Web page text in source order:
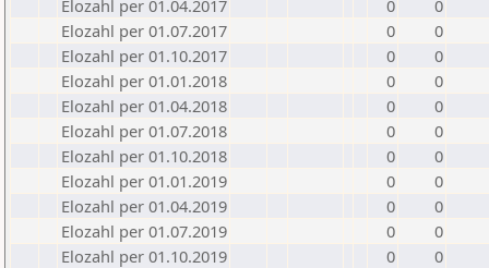
Elozahl per 01.04.2017
0
0
Elozahl per 01.07.2017
0
0
Elozahl per 01.10.2017
0
0
Elozahl per 01.01.2018
0
0
Elozahl per 01.04.2018
0
0
Elozahl per 01.07.2018
0
0
Elozahl per 01.10.2018
0
0
Elozahl per 01.01.2019
0
0
Elozahl per 01.04.2019
0
0
Elozahl per 01.07.2019
0
0
Elozahl per 01.10.2019
0
0